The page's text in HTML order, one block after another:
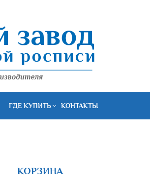
ГДЕ КУПИТЬ КОНТАКТЫ
КОРЗИНА